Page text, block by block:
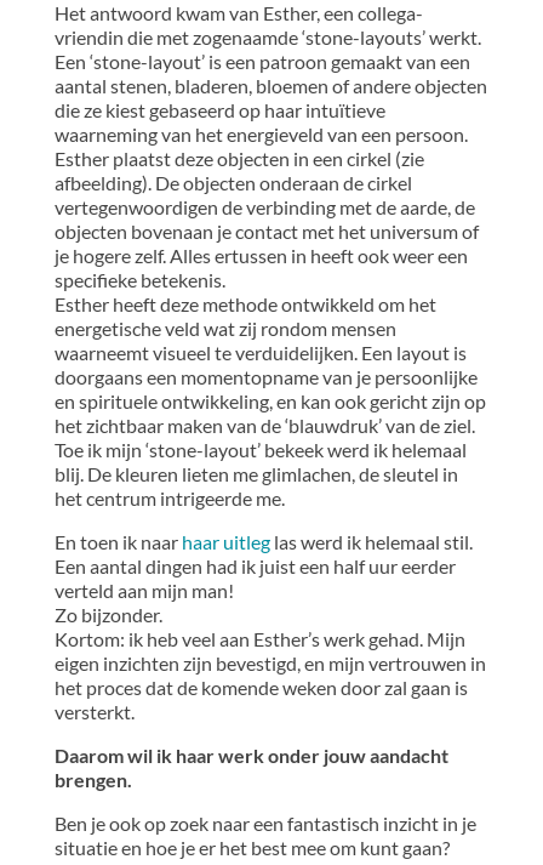
Het antwoord kwam van Esther, een collega-
vriendin die met zogenaamde ‘stone-layouts’ werkt.
Een ‘stone-layout’ is een patroon gemaakt van een
aantal stenen, bladeren, bloemen of andere objecten
die ze kiest gebaseerd op haar intuïtieve
waarneming van het energieveld van een persoon.
Esther plaatst deze objecten in een cirkel (zie
afbeelding). De objecten onderaan de cirkel
vertegenwoordigen de verbinding met de aarde, de
objecten bovenaan je contact met het universum of
je hogere zelf. Alles ertussen in heeft ook weer een
specifieke betekenis.
Esther heeft deze methode ontwikkeld om het
energetische veld wat zij rondom mensen
waarneemt visueel te verduidelijken. Een layout is
doorgaans een momentopname van je persoonlijke
en spirituele ontwikkeling, en kan ook gericht zijn op
het zichtbaar maken van de ‘blauwdruk’ van de ziel.
Toe ik mijn ‘stone-layout’ bekeek werd ik helemaal
blij. De kleuren lieten me glimlachen, de sleutel in
het centrum intrigeerde me.
En toen ik naar haar uitleglas werd ik helemaal stil.
Een aantal dingen had ik juist een half uur eerder
verteld aan mijn man!
Zo bijzonder.
Kortom: ik heb veel aan Esther’s werk gehad. Mijn
eigen inzichten zijn bevestigd, en mijn vertrouwen in
het proces dat de komende weken door zal gaan is
versterkt.
Daarom wil ik haar werk onder jouw aandacht
brengen.
Ben je ook op zoek naar een fantastisch inzicht in je
situatie en hoe je er het best mee om kunt gaan?